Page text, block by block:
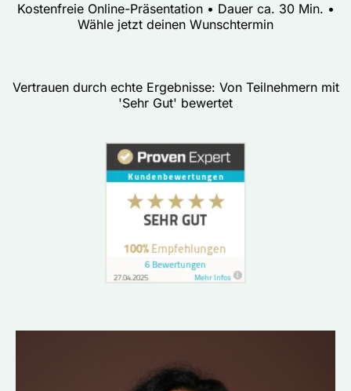
Kostenfreie Online-Präsentation • Dauer ca. 30 Min. •
Wähle jetzt deinen Wunschtermin
Vertrauen durch echte Ergebnisse: Von Teilnehmern mit
'Sehr Gut' bewertet